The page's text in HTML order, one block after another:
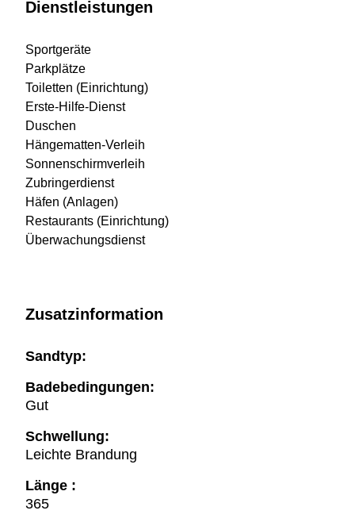
Dienstleistungen
Sportgeräte
Parkplätze
Toiletten (Einrichtung)
Erste-Hilfe-Dienst
Duschen
Hängematten-Verleih
Sonnenschirmverleih
Zubringerdienst
Häfen (Anlagen)
Restaurants (Einrichtung)
Überwachungsdienst
Zusatzinformation
Sandtyp:
Badebedingungen:
Gut
Schwellung:
Leichte Brandung
Länge :
365